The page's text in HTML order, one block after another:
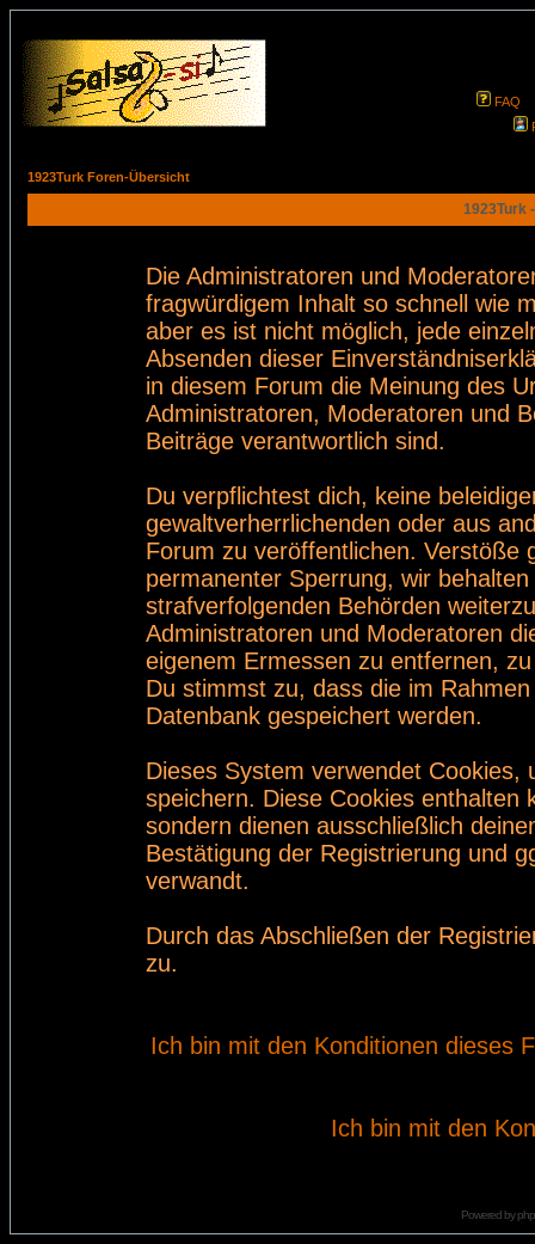
FAQ
1923Turk Foren-Übersicht
1923Turk
Die Administratoren und
fragwürdigem Inhalt so schnell wie
aber es ist nicht möglich, jede
Absenden dieser
in diesem Forum die Meinung des
Administratoren, Moderatoren und
Beiträge verantwortlich sind.
Du verpflichtest dich, keine
gewaltverherrlichenden oder aus
Forum zu veröffentlichen. Verstöße
permanenter Sperrung, wir
strafverfolgenden Behörden
Administratoren und Moderatoren
eigenem Ermessen zu entfernen,
Du stimmst zu, dass die im
Datenbank gespeichert werden.
Dieses System verwendet
speichern. Diese Cookies enthalten
sondern dienen ausschließlich
Bestätigung der Registrierung und
verwandt.
Durch das Abschließen der
zu.
Ich bin mit den Konditionen dieses
Ich bin mit den
Powered by